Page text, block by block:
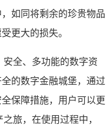
如同将剩余的珍贵物品
更大的损失。
全、多功能的数字资
的数字金融城堡，通过
保障措施，用户可以更
旅，在使用过程中，